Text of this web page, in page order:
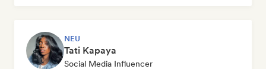
NEU
Tati Kapaya
Social Media Influencer